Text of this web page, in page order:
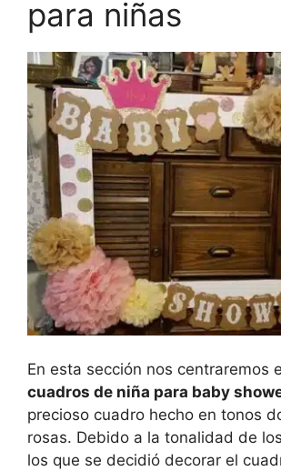
para niñas
En esta sección nos centraremos
cuadros de niña para baby
precioso cuadro hecho en tonos
rosas. Debido a la tonalidad de
los que se decidió decorar el